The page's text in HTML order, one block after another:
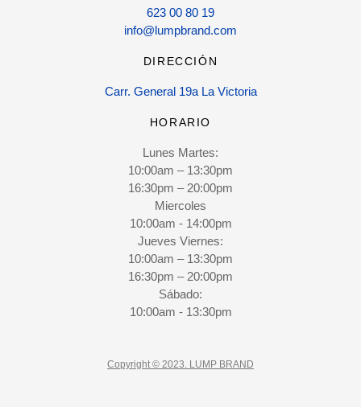
623 00 80 19
info@lumpbrand.com
DIRECCIÓN
Carr. General 19a La Victoria
HORARIO
Lunes Martes:
10:00am – 13:30pm
16:30pm – 20:00pm
Miercoles
10:00am - 14:00pm
Jueves Viernes:
10:00am – 13:30pm
16:30pm – 20:00pm
Sábado:
10:00am - 13:30pm
Copyright © 2023. LUMP BRAND